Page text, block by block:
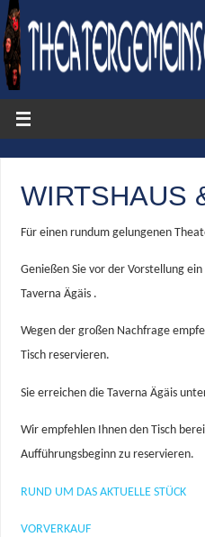
WIRTSHAUS
Für einen rundum gelungenen
Genießen Sie vor der Vorstellung
Taverna Ägäis .
Wegen der großen Nachfrage
Tisch reservieren.
Sie erreichen die Taverna Ägäis
Wir empfehlen Ihnen den Tisch
Aufführungsbeginn zu reservieren.
RUND UM DAS AKTUELLE STÜCK
VORVERKAUF